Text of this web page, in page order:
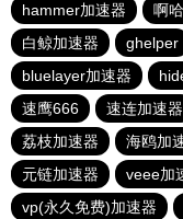
hammer加速器
啊
白鲸加速器
ghelper
bluelayer加速器
速鹰666
速连加速器
荔枝加速器
海鸥加
元链加速器
veee加
vp(永久免费)加速器